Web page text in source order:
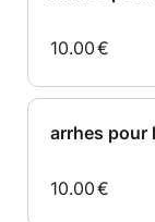
10.00€
arrhes pour
10.00€